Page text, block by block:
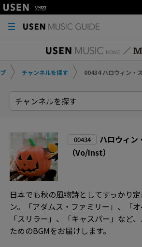
チャンネルを探す 00434 ハロウィン・
チャンネルを探す
00434
ハロウィン
（Vo/Inst）
日本でも秋の風物詩としてすっかり
ン。「アダムス・ファミリー」、「オ
「スリラー」、「キャスパー」など
ためのBGMをお届けします。